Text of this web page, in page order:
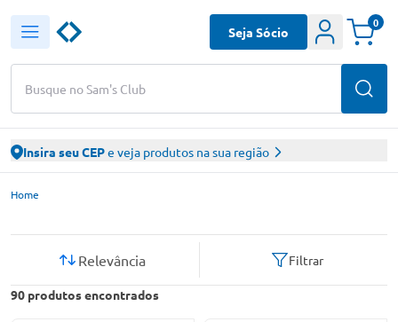
Busque no Sam's Club
Seja Sócio
0
Insira seu CEPe veja produtos na sua região
Sam’s Club – Faça suas compras online
Home
90 produtos encontrados
Relevância Filtrar